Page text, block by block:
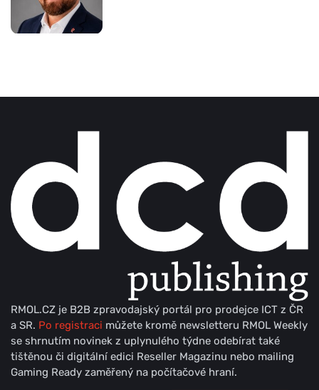
RMOL.CZ je B2B zpravodajský portál pro prodejce ICT z ČR
a SR. Po registraci můžete kromě newsletteru RMOL Weekly
se shrnutím novinek z uplynulého týdne odebírat také
tištěnou či digitální edici Reseller Magazinu nebo mailing
Gaming Ready zaměřený na počítačové hraní.